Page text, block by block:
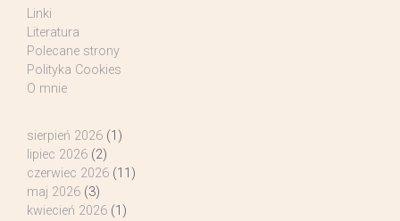
Linki
Literatura
Polecane strony
Polityka Cookies
O mnie
sierpień 2026 (1)
lipiec 2026 (2)
czerwiec 2026 (11)
maj 2026 (3)
kwiecień 2026 (1)